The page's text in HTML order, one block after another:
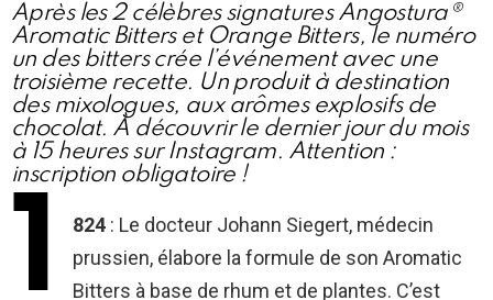
Après les 2 célèbres signatures Angostura®
Aromatic Bitters et Orange Bitters, le numéro
un des bitters crée l’événement avec une
troisième recette. Un produit à destination
des mixologues, aux arômes explosifs de
chocolat. À découvrir le dernier jour du mois
à 15 heures sur Instagram. Attention :
inscription obligatoire !
1 824: Le docteur Johann Siegert, médecin
prussien, élabore la formule de son Aromatic
Bitters à base de rhum et de plantes. C’est